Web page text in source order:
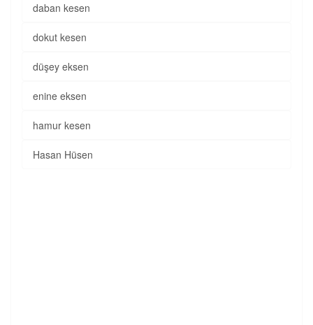
daban kesen
dokut kesen
düşey eksen
enine eksen
hamur kesen
Hasan Hüsen